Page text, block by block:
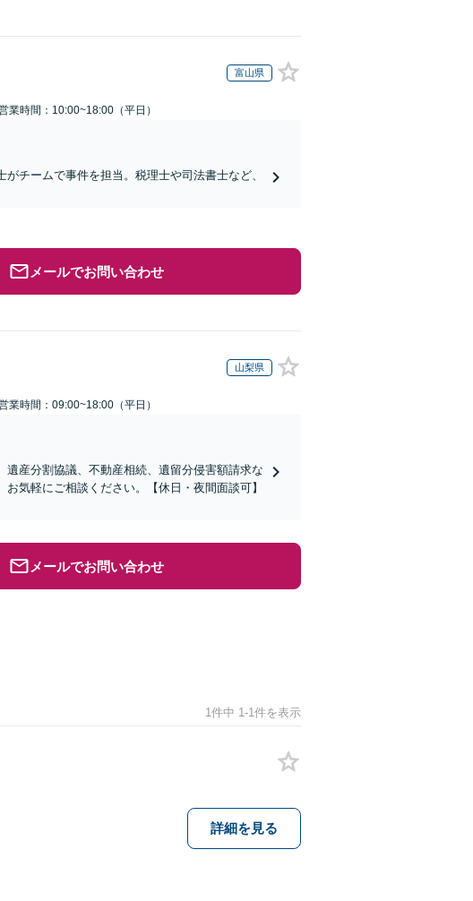
富山県
業時間：10:00~18:00（平日）
チームで事件を担当。税理士や司法書士など、
メールでお問い合わせ
山梨県
業時間：09:00~18:00（平日）
遺産分割協議、不動産相続、遺留分侵害額請求な
気軽にご相談ください。【休日・夜間面談可】
メールでお問い合わせ
1件中 1-1件を表示
詳細を見る